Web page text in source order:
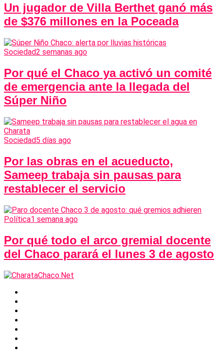
Un jugador de Villa Berthet ganó más
de $376 millones en la Poceada
Sociedad2 semanas ago
Por qué el Chaco ya activó un comité
de emergencia ante la llegada del
Súper Niño
Sociedad5 días ago
Por las obras en el acueducto,
Sameep trabaja sin pausas para
restablecer el servicio
Política1 semana ago
Por qué todo el arco gremial docente
del Chaco parará el lunes 3 de agosto